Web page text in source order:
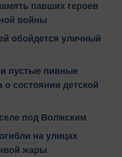
павших героев
войны
обойдется уличный
пустые пивные
состоянии детской
под Волжским
на улицах
жары